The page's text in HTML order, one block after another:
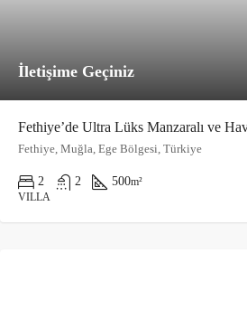
İletişime Geçiniz
Fethiye’de Ultra Lüks Manzaralı ve
Fethiye, Muğla, Ege Bölgesi, Türkiye
2 2 500m²
VILLA